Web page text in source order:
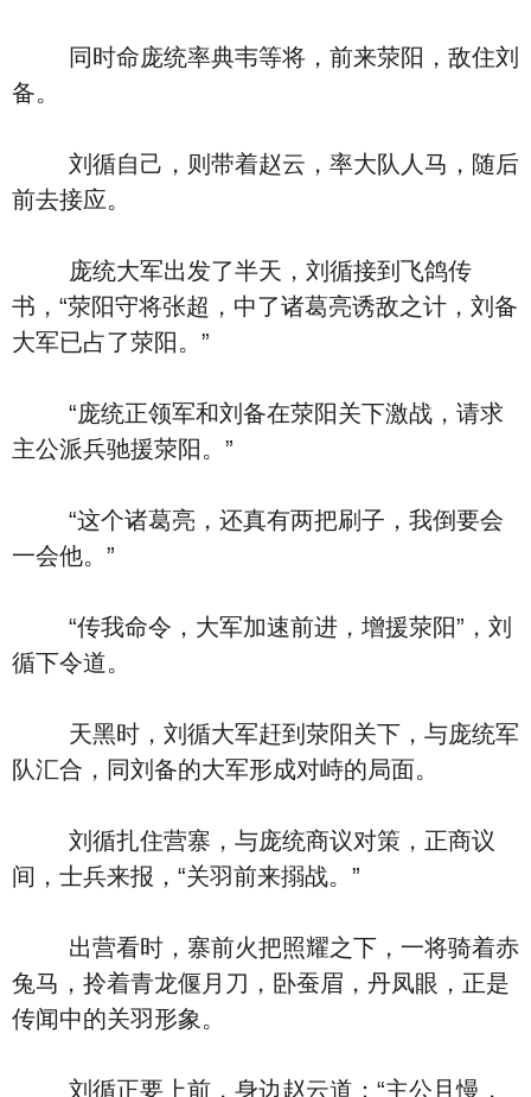
同时命庞统率典韦等将，前来荥阳，敌住刘
备。
刘循自己，则带着赵云，率大队人马，随后
前去接应。
庞统大军出发了半天，刘循接到飞鸽传
书，“荥阳守将张超，中了诸葛亮诱敌之计，刘备
大军已占了荥阳。”
“庞统正领军和刘备在荥阳关下激战，请求
主公派兵驰援荥阳。”
“这个诸葛亮，还真有两把刷子，我倒要会
一会他。”
“传我命令，大军加速前进，增援荥阳”，刘
循下令道。
天黑时，刘循大军赶到荥阳关下，与庞统军
队汇合，同刘备的大军形成对峙的局面。
刘循扎住营寨，与庞统商议对策，正商议
间，士兵来报，“关羽前来搦战。”
出营看时，寨前火把照耀之下，一将骑着赤
兔马，拎着青龙偃月刀，卧蚕眉，丹凤眼，正是
传闻中的关羽形象。
刘循正要上前，身边赵云道：“主公且慢，